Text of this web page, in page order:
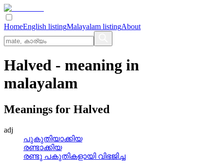
HomeEnglish listingMalayalam listingAbout
Halved - meaning in
malayalam
Meanings for Halved
adj
പുകുതിയാക്കിയ
രണ്ടാക്കിയ
രണ്ടു പകുതികളായി വിഭജിച്ച